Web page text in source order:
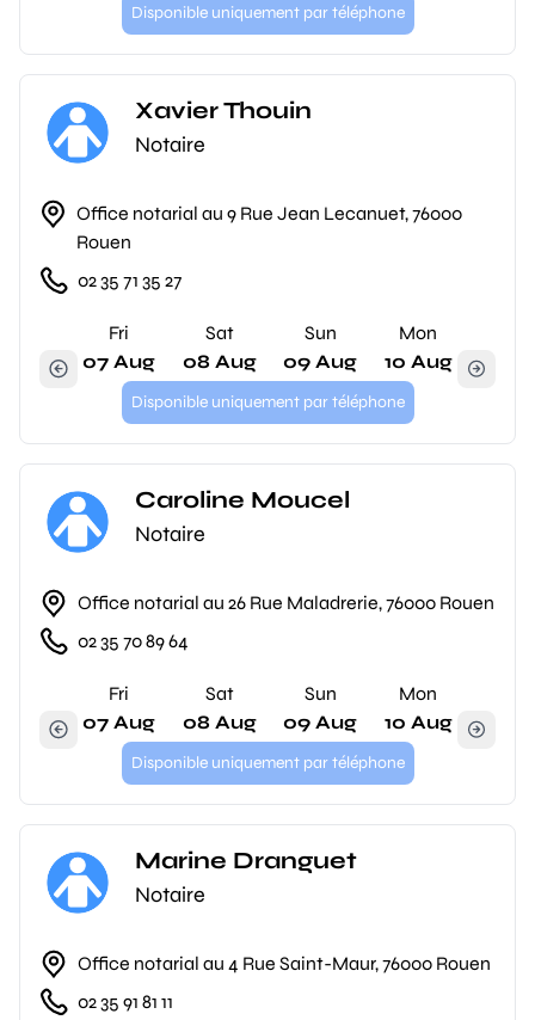
Disponible uniquement par téléphone
Xavier Thouin
Notaire
Office notarial au 9 Rue Jean Lecanuet, 76000
Rouen
02 35 71 35 27
Fri
07 Aug
Sat
08 Aug
Sun
09 Aug
Mon
10 Aug
Disponible uniquement par téléphone
Caroline Moucel
Notaire
Office notarial au 26 Rue Maladrerie, 76000 Rouen
02 35 70 89 64
Fri
07 Aug
Sat
08 Aug
Sun
09 Aug
Mon
10 Aug
Disponible uniquement par téléphone
Marine Dranguet
Notaire
Office notarial au 4 Rue Saint-Maur, 76000 Rouen
02 35 91 81 11